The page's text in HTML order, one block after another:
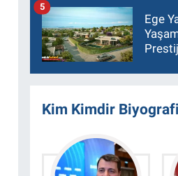
Ege
5
Kim Kimdir Biyografi